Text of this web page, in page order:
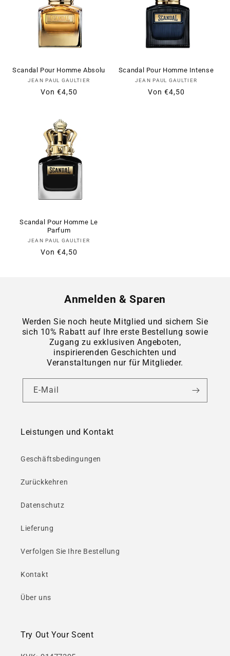
Scandal Pour Homme Absolu
Anbieter:
JEAN PAUL GAULTIER
Normaler
Verkaufspreis
Von €4,50
Scandal Pour Homme Intense
Anbieter:
JEAN PAUL GAULTIER
Normaler
Verkaufspreis
Von €4,50
Scandal Pour Homme Le
Parfum
Anbieter:
JEAN PAUL GAULTIER
Normaler
Verkaufspreis
Von €4,50
Anmelden & Sparen
Werden Sie noch heute Mitglied und sichern Sie
sich 10% Rabatt auf Ihre erste Bestellung sowie
Zugang zu exklusiven Angeboten,
inspirierenden Geschichten und
Veranstaltungen nur für Mitglieder.
E-Mail
Leistungen und Kontakt
Geschäftsbedingungen
Zurückkehren
Datenschutz
Lieferung
Verfolgen Sie Ihre Bestellung
Kontakt
Über uns
Try Out Your Scent